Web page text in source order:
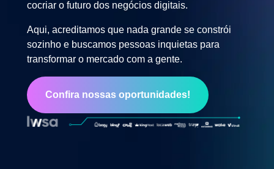
cocriar o futuro dos negócios digitais.
Aqui, acreditamos que nada grande se constrói
sozinho e buscamos pessoas inquietas para
transformar o mercado com a gente.
Confira nossas oportunidades!